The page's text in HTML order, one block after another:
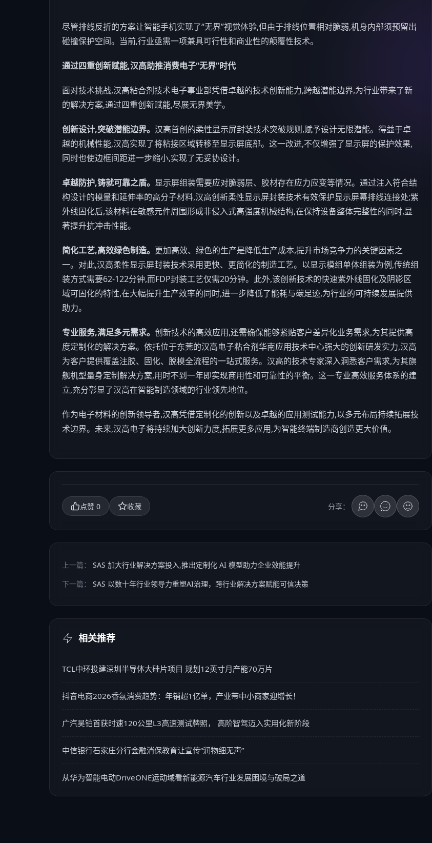
尽管排线反折的方案让智能手机实现了“无界”视觉体验,但由于排线位置相对脆弱,机身内部须预留出
碰撞保护空间。当前,行业亟需一项兼具可行性和商业性的颠覆性技术。
通过四重创新赋能,汉高助推消费电子“无界”时代
面对技术挑战,汉高粘合剂技术电子事业部凭借卓越的技术创新能力,跨越潜能边界,为行业带来了新
的解决方案,通过四重创新赋能,尽展无界美学。
创新设计,突破潜能边界。 汉高首创的柔性显示屏封装技术突破规则,赋予设计无限潜能。得益于卓
越的机械性能,汉高实现了将粘接区域转移至显示屏底部。这一改进,不仅增强了显示屏的保护效果,
同时也使边框间距进一步缩小,实现了无妥协设计。
卓越防护,铸就可靠之盾。 显示屏组装需要应对脆弱层、胶材存在应力应变等情况。通过注入符合结
构设计的模量和延伸率的高分子材料,汉高创新柔性显示屏封装技术有效保护显示屏幕排线连接处;紫
外线固化后,该材料在敏感元件周围形成非侵入式高强度机械结构,在保持设备整体完整性的同时,显
著提升抗冲击性能。
简化工艺,高效绿色制造。 更加高效、绿色的生产是降低生产成本,提升市场竞争力的关键因素之
一。对此,汉高柔性显示屏封装技术采用更快、更简化的制造工艺。以显示模组单体组装为例,传统组
装方式需要62-122分钟,而FDP封装工艺仅需20分钟。此外,该创新技术的快速紫外线固化及阴影区
域可固化的特性,在大幅提升生产效率的同时,进一步降低了能耗与碳足迹,为行业的可持续发展提供
助力。
专业服务,满足多元需求。 创新技术的高效应用,还需确保能够紧贴客户差异化业务需求,为其提供高
度定制化的解决方案。依托位于东莞的汉高电子粘合剂华南应用技术中心强大的创新研发实力,汉高
为客户提供覆盖注胶、固化、脱模全流程的一站式服务。汉高的技术专家深入洞悉客户需求,为其旗
舰机型量身定制解决方案,用时不到一年即实现商用性和可靠性的平衡。这一专业高效服务体系的建
立,充分彰显了汉高在智能制造领域的行业领先地位。
作为电子材料的创新领导者,汉高凭借定制化的创新以及卓越的应用测试能力,以多元布局持续拓展技
术边界。未来,汉高电子将持续加大创新力度,拓展更多应用,为智能终端制造商创造更大价值。
点赞 0 收藏 分享：
上一篇：
SAS 加大行业解决方案投入,推出定制化 AI 模型助力企业效能提升
下一篇：
SAS 以数十年行业领导力重塑AI治理，跨行业解决方案赋能可信决策
相关推荐
TCL中环投建深圳半导体大硅片项目 规划12英寸月产能70万片
抖音电商2026香氛消费趋势：年销超1亿单，产业带中小商家迎增长！
广汽昊铂首获时速120公里L3高速测试牌照， 高阶智驾迈入实用化新阶段
中信银行石家庄分行金融消保教育让宣传“润物细无声”
从华为智能电动DriveONE运动域看新能源汽车行业发展困境与破局之道